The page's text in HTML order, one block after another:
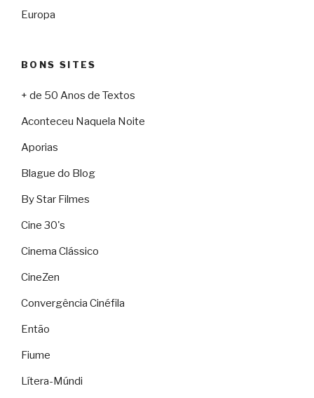
Europa
BONS SITES
+ de 50 Anos de Textos
Aconteceu Naquela Noite
Aporias
Blague do Blog
By Star Filmes
Cine 30's
Cinema Clássico
CineZen
Convergência Cinéfila
Então
Fiume
Lítera-Múndi